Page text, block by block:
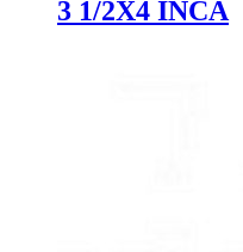
3 1/2X4 INCA